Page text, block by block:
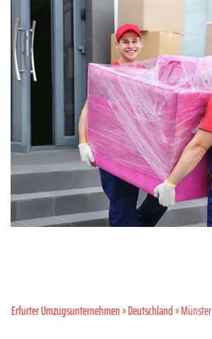
Erfurter Umzugsunternehmen»Deutschland» Münster